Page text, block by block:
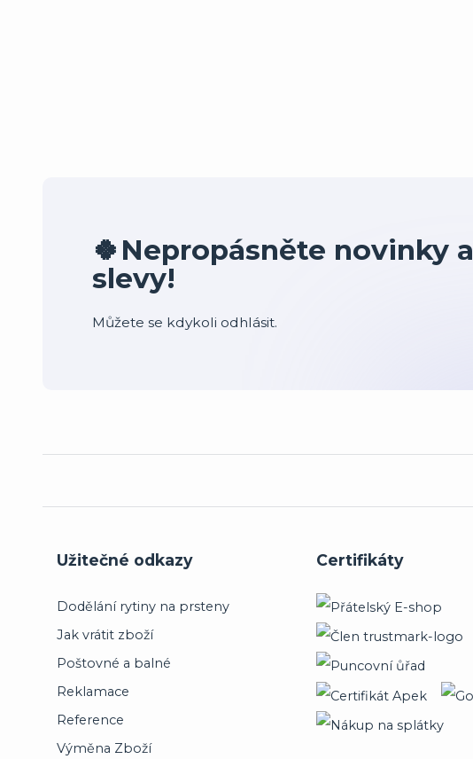
🍀Nepropásněte novinky a
slevy!
Můžete se kdykoli odhlásit.
Užitečné odkazy
Dodělání rytiny na prsteny
Jak vrátit zboží
Poštovné a balné
Reklamace
Reference
Výměna Zboží
Certifikáty